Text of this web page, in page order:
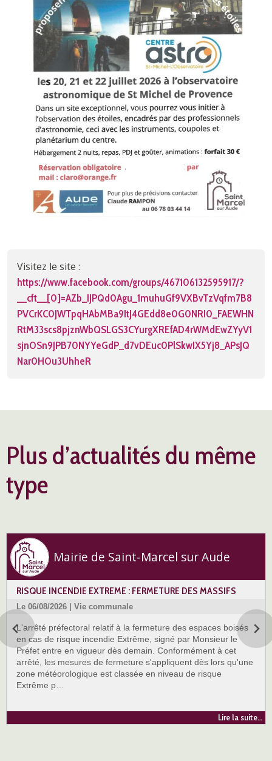
Visitez le site :
https://www.facebook.com/groups/467106132595917/?
__cft__[0]=AZb_IJPQd0Agu_1muhuGf9VXBvTzVqfm7B8
PVCrKC0JWTpqHAbMBa9ItJ4GEdd8e0G0NRI0_FAEWHN
RtM33scs8pjznWbQSLGS3CYurgXREfAD4rWMdEwZYyV1
sjnOSn9JPB70NYYeGdP_d7vDEuc0PlSkwIX5Yj8_APsJQ
Nar0HOu3UhheR
Plus d’actualités du même
type
Mairie de Saint-Marcel sur Aude
RISQUE INCENDIE EXTREME : FERMETURE DES MASSIFS
Le 06/08/2026 | Vie communale
L'arrêté préfectoral relatif à la fermeture des espaces boisés
en cas de risque incendie Extrême, signé par Monsieur le
Préfet entre en vigueur dès demain. Conformément à cet
arrêté, les mesures de fermeture s'appliquent dès lors qu'une
zone météorologique est classée en niveau de risque
Extrême p…
Lire la suite…